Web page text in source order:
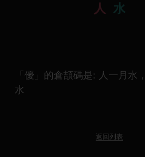
人 水
「優」的倉頡碼是: 人一月水
水
返回列表